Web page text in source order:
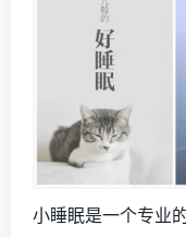
小睡眠是一个专业